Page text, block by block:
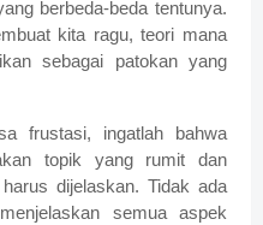
berbeda-beda tentunya.
kita ragu, teori mana
sebagai patokan yang
frustasi, ingatlah bahwa
topik yang rumit dan
dijelaskan. Tidak ada
semua aspek